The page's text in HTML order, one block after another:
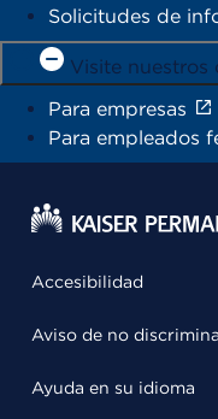
Solicitudes de
Visite nuestros
Para empresas
Para empleados
Accesibilidad
Aviso de no
Ayuda en su idioma